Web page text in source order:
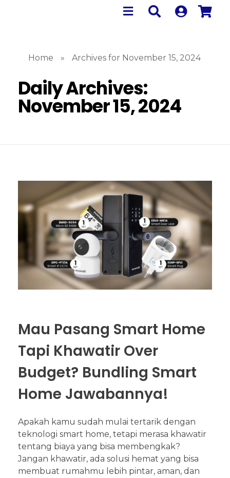
Home » Archives for November 15, 2024
Daily Archives:
November 15, 2024
Mau Pasang Smart Home
Tapi Khawatir Over
Budget? Bundling Smart
Home Jawabannya!
Apakah kamu sudah mulai tertarik dengan
teknologi smart home, tetapi merasa khawatir
tentang biaya yang bisa membengkak?
Jangan khawatir, ada solusi hemat yang bisa
membuat rumahmu lebih pintar, aman, dan